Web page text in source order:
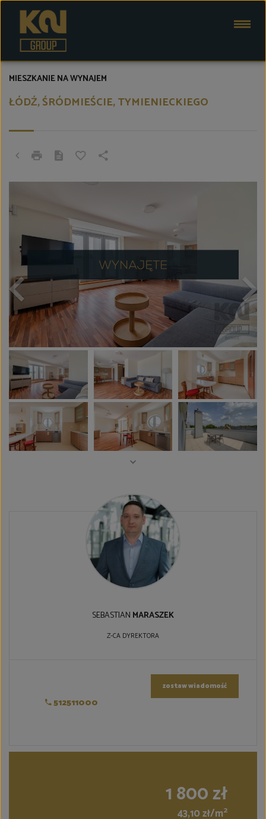
ŁÓDŹ, ŚRÓDMIEŚCIE, TYMIENIECKIEGO
MIESZKANIE NA WYNAJEM
SEBASTIAN MARASZEK
Z-CA DYREKTORA
512511000
zostaw wiadomość
1 800 zł
43,10 zł/m2